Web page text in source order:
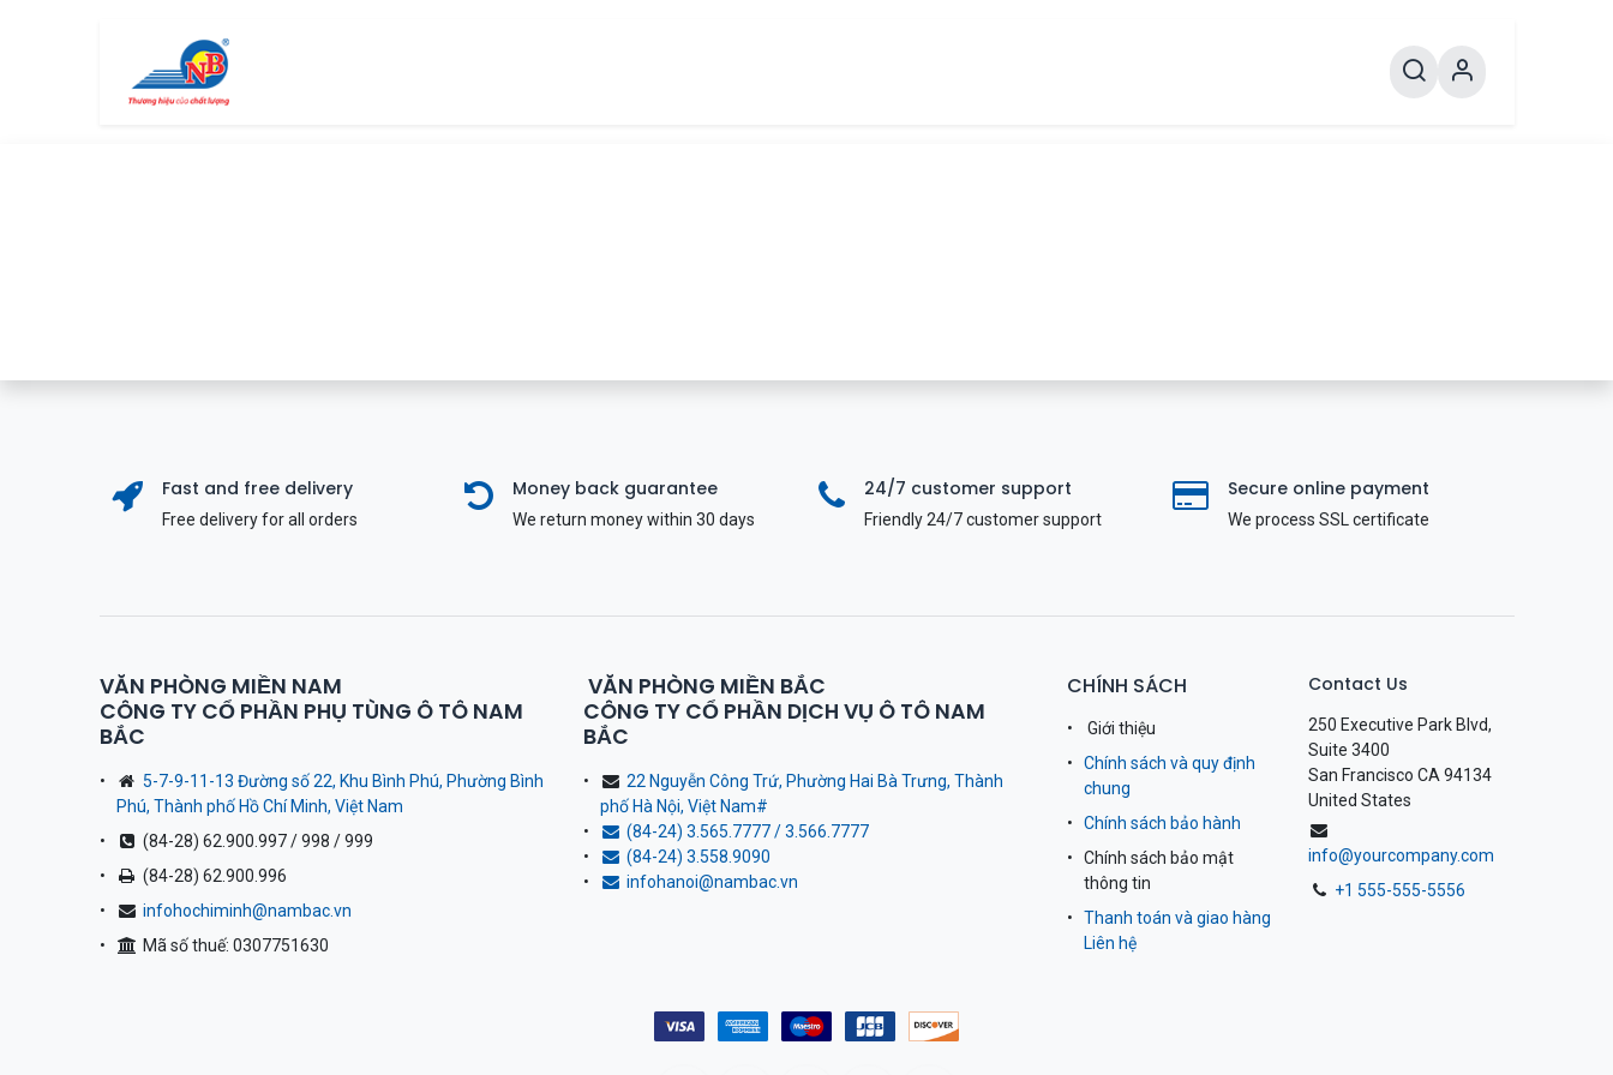
Fast and free delivery
Free delivery for all orders
Money back guarantee
We return money within 30 days
24/7 customer support
Friendly 24/7 customer support
Secure online payment
We process SSL сertificate
VĂN PHÒNG MIỀN NAM
CÔNG TY CỔ PHẦN PHỤ TÙNG Ô TÔ NAM
BẮC
5-7-9-11-13 Đường số 22, Khu Bình Phú, Phường Bình
Phú, Thành phố Hồ Chí Minh, Việt Nam
(84-28) 62.900.997 / 998 / 999
(84-28) 62.900.996
infohochiminh@nambac.vn
Mã số thuế: 0307751630
VĂN PHÒNG MIỀN BẮC
CÔNG TY CỔ PHẦN DỊCH VỤ Ô TÔ NAM
BẮC
22 Nguyễn Công Trứ, Phường Hai Bà Trưng, Thành
phố Hà Nội, Việt Nam#
(84-24) 3.565.7777 / 3.566.7777
(84-24) 3.558.9090
infohanoi@nambac.vn
CHÍNH SÁCH
Giới thiệu
Chính sách và quy định
chung
Chính sách bảo hành
Chính sách bảo mật
thông tin
Thanh toán và giao hàng
Liên hệ
Contact Us
250 Executive Park Blvd,
Suite 3400
San Francisco CA 94134
United States
info@yourcompany.com
+1 555-555-5556